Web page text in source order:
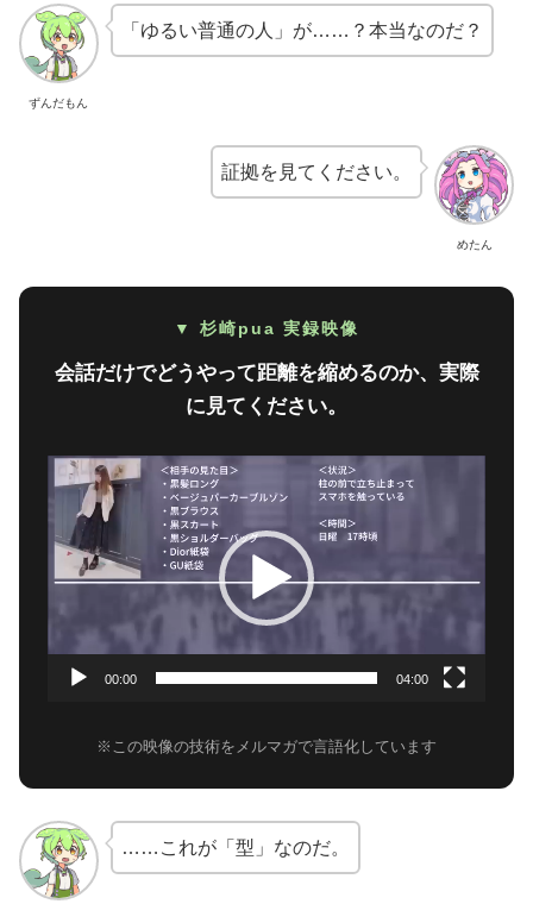
ずんだもん
「ゆるい普通の人」が……？本当なのだ？
めたん
証拠を見てください。
▼ 杉崎pua 実録映像
会話だけでどうやって距離を縮めるのか、実際
に見てください。
画
プ
レ
ー
ヤ
00:00 04:00
※この映像の技術をメルマガで言語化しています
……これが「型」なのだ。